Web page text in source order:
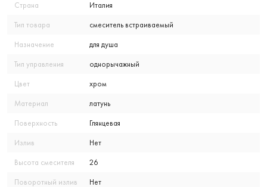
Страна Италия
Тип товара смеситель встраиваемый
Назначение для душа
Тип управления однорычажный
Цвет хром
Материал латунь
Поверхность Глянцевая
Излив Нет
Высота смесителя 26
Поворотный излив Нет